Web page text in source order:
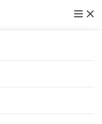
イルコンテスト」